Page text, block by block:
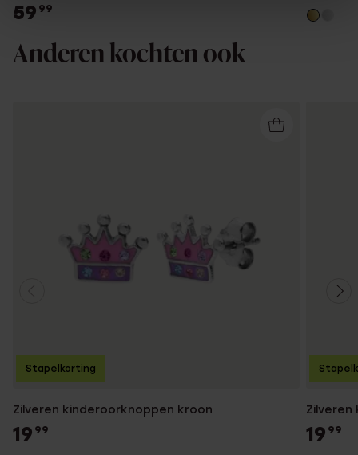
59 99
Anderen kochten ook
Zilveren kinderoorknoppen kroon
19 99
Stapelkorting
19 99